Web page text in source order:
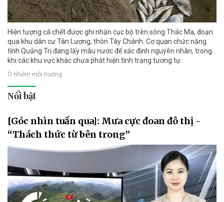
Hiện tượng cá chết được ghi nhận cục bộ trên sông Thác Ma, đoạn
qua khu dân cư Tân Lương, thôn Tây Chánh. Cơ quan chức năng
tỉnh Quảng Trị đang lấy mẫu nước để xác định nguyên nhân, trong
khi các khu vực khác chưa phát hiện tình trạng tương tự.
Ô nhiễm môi trường
Nổi bật
[Góc nhìn tuần qua]: Mưa cực đoan đô thị -
“Thách thức từ bên trong”